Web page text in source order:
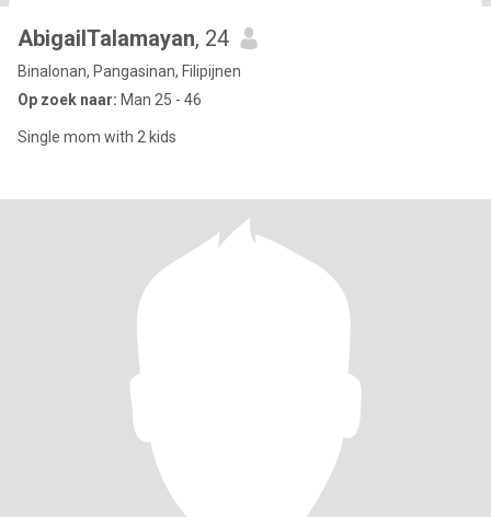
AbigailTalamayan, 24
Binalonan, Pangasinan, Filipijnen
Op zoek naar: Man 25 - 46
Single mom with 2 kids